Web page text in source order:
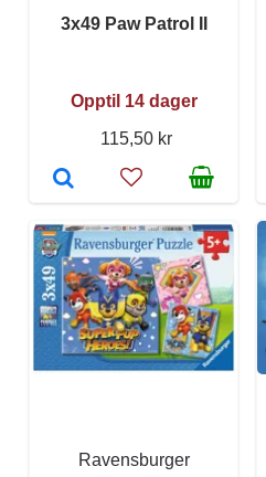
3x49 Paw Patrol II
Opptil 14 dager
115,50 kr
Ravensburger